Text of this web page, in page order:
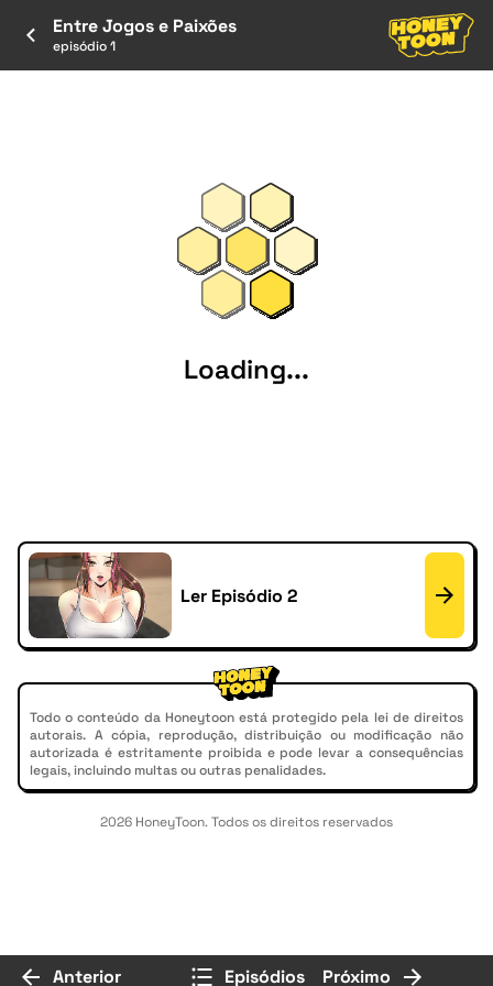
Entre Jogos e Paixões
episódio 1
Loading...
Ler Episódio 2
Todo o conteúdo da Honeytoon está protegido pela lei de direitos
autorais. A cópia, reprodução, distribuição ou modificação não
autorizada é estritamente proibida e pode levar a consequências
legais, incluindo multas ou outras penalidades.
2026 HoneyToon. Todos os direitos reservados
Anterior Episódios Próximo